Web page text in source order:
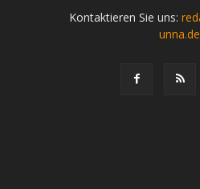
Kontaktieren Sie uns:
unna.de